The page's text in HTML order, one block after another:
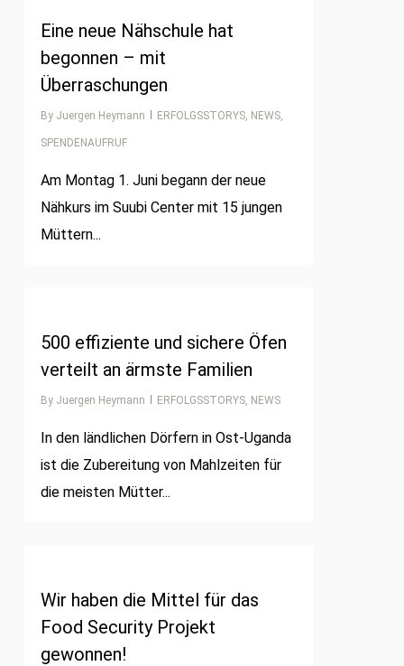
Eine neue Nähschule hat
begonnen – mit
Überraschungen
By Juergen Heymann ERFOLGSSTORYS, NEWS,
SPENDENAUFRUF
Am Montag 1. Juni begann der neue
Nähkurs im Suubi Center mit 15 jungen
Müttern...
500 effiziente und sichere Öfen
verteilt an ärmste Familien
By Juergen Heymann ERFOLGSSTORYS, NEWS
In den ländlichen Dörfern in Ost-Uganda
ist die Zubereitung von Mahlzeiten für
die meisten Mütter...
Wir haben die Mittel für das
Food Security Projekt
gewonnen!